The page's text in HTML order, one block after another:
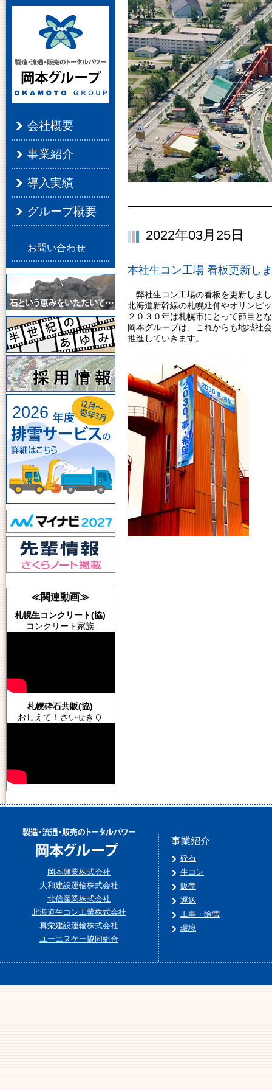
会社概要
事業紹介
導入実績
グループ概要
お問い合わせ
2026
≪関連動画≫
札幌生コンクリート(協)
コンクリート家族
札幌砕石共販(協)
おしえて！さいせきＱ
2022年03月25日
本社生コン工場 看板更新し
弊社生コン工場の看板を更新しま
北海道新幹線の札幌延伸やオリンピ
２０３０年は札幌市にとって節目と
岡本グループは、これからも地域社
推進していきます。
岡本興業株式会社
大和建設運輸株式会社
北信産業株式会社
北海道生コン工業株式会社
真栄建設運輸株式会社
ユーエヌケー協同組合
事業紹介
砕石
生コン
販売
運送
工事・除雪
環境